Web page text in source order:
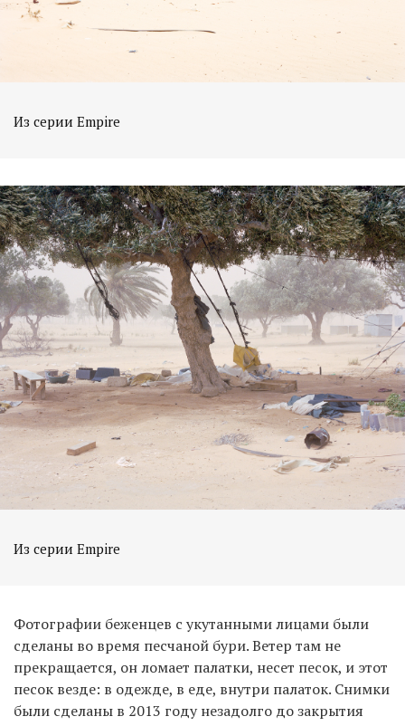
Из серии Empire
Из серии Empire
Фотографии беженцев с укутанными лицами были
сделаны во время песчаной бури. Ветер там не
прекращается, он ломает палатки, несет песок, и этот
песок везде: в одежде, в еде, внутри палаток. Снимки
были сделаны в 2013 году незадолго до закрытия